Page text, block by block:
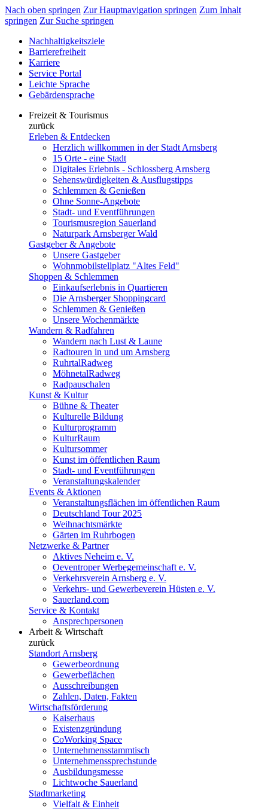
Nach oben springen Zur Hauptnavigation springen Zum Inhalt
springen Zur Suche springen
Nachhaltigkeitsziele
Barrierefreiheit
Karriere
Service Portal
Leichte Sprache
Gebärdensprache
Freizeit & Tourismus
zurück
Erleben & Entdecken
Herzlich willkommen in der Stadt Arnsberg
15 Orte - eine Stadt
Digitales Erlebnis - Schlossberg Arnsberg
Sehenswürdigkeiten & Ausflugstipps
Schlemmen & Genießen
Ohne Sonne-Angebote
Stadt- und Eventführungen
Tourismusregion Sauerland
Naturpark Arnsberger Wald
Gastgeber & Angebote
Unsere Gastgeber
Wohnmobilstellplatz "Altes Feld"
Shoppen & Schlemmen
Einkaufserlebnis in Quartieren
Die Arnsberger Shoppingcard
Schlemmen & Genießen
Unsere Wochenmärkte
Wandern & Radfahren
Wandern nach Lust & Laune
Radtouren in und um Arnsberg
RuhrtalRadweg
MöhnetalRadweg
Radpauschalen
Kunst & Kultur
Bühne & Theater
Kulturelle Bildung
Kulturprogramm
KulturRaum
Kultursommer
Kunst im öffentlichen Raum
Stadt- und Eventführungen
Veranstaltungskalender
Events & Aktionen
Veranstaltungsflächen im öffentlichen Raum
Deutschland Tour 2025
Weihnachtsmärkte
Gärten im Ruhrbogen
Netzwerke & Partner
Aktives Neheim e. V.
Oeventroper Werbegemeinschaft e. V.
Verkehrsverein Arnsberg e. V.
Verkehrs- und Gewerbeverein Hüsten e. V.
Sauerland.com
Service & Kontakt
Ansprechpersonen
Arbeit & Wirtschaft
zurück
Standort Arnsberg
Gewerbeordnung
Gewerbeflächen
Ausschreibungen
Zahlen, Daten, Fakten
Wirtschaftsförderung
Kaiserhaus
Existenzgründung
CoWorking Space
Unternehmensstammtisch
Unternehmenssprechstunde
Ausbildungsmesse
Lichtwoche Sauerland
Stadtmarketing
Vielfalt & Einheit